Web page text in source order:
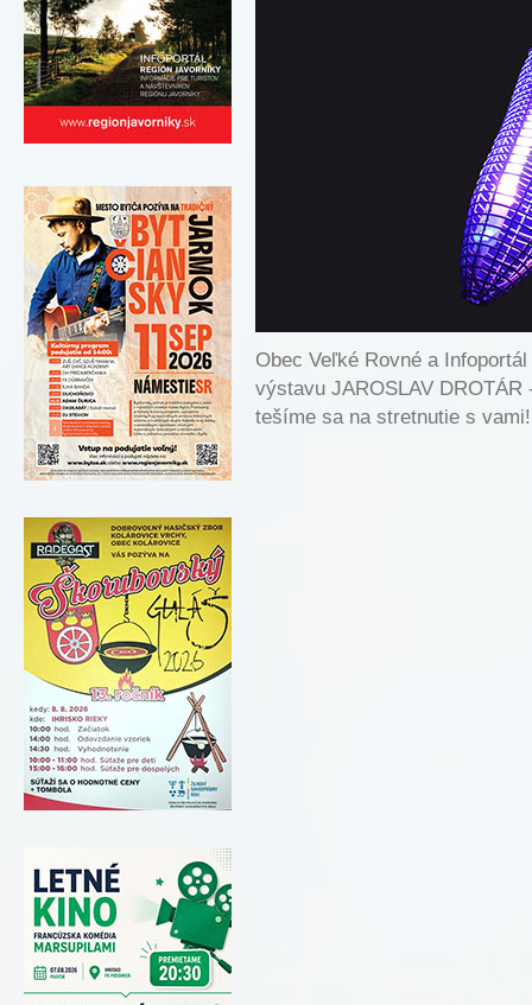
Obec Veľké Rovné a
výstavu JAROSLAV
tešíme sa na stretnutie s